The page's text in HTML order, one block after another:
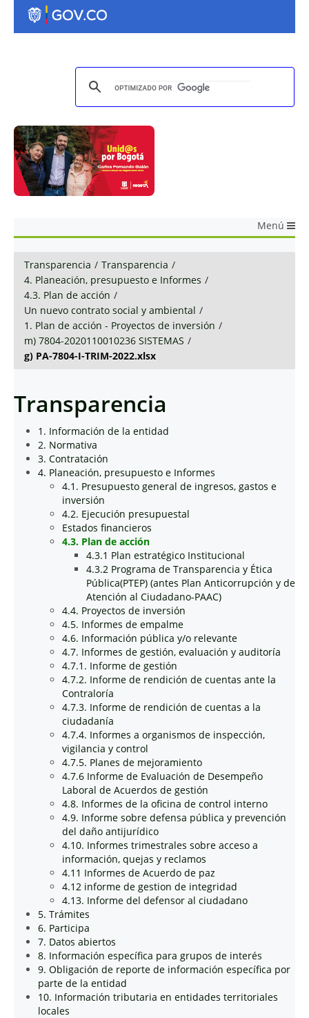
Menú
Transparencia / Transparencia /
4. Planeación, presupuesto e Informes /
4.3. Plan de acción /
Un nuevo contrato social y ambiental /
1. Plan de acción - Proyectos de inversión /
m) 7804-2020110010236 SISTEMAS /
g) PA-7804-I-TRIM-2022.xlsx
Transparencia
1. Información de la entidad
2. Normativa
3. Contratación
4. Planeación, presupuesto e Informes
4.1. Presupuesto general de ingresos, gastos e
inversión
4.2. Ejecución presupuestal
Estados financieros
4.3. Plan de acción
4.3.1 Plan estratégico Institucional
4.3.2 Programa de Transparencia y Ética
Pública(PTEP) (antes Plan Anticorrupción y de
Atención al Ciudadano-PAAC)
4.4. Proyectos de inversión
4.5. Informes de empalme
4.6. Información pública y/o relevante
4.7. Informes de gestión, evaluación y auditoría
4.7.1. Informe de gestión
4.7.2. Informe de rendición de cuentas ante la
Contraloría
4.7.3. Informe de rendición de cuentas a la
ciudadanía
4.7.4. Informes a organismos de inspección,
vigilancia y control
4.7.5. Planes de mejoramiento
4.7.6 Informe de Evaluación de Desempeño
Laboral de Acuerdos de gestión
4.8. Informes de la oficina de control interno
4.9. Informe sobre defensa pública y prevención
del daño antijurídico
4.10. Informes trimestrales sobre acceso a
información, quejas y reclamos
4.11 Informes de Acuerdo de paz
4.12 informe de gestion de integridad
4.13. Informe del defensor al ciudadano
5. Trámites
6. Participa
7. Datos abiertos
8. Información específica para grupos de interés
9. Obligación de reporte de información específica por
parte de la entidad
10. Información tributaria en entidades territoriales
locales